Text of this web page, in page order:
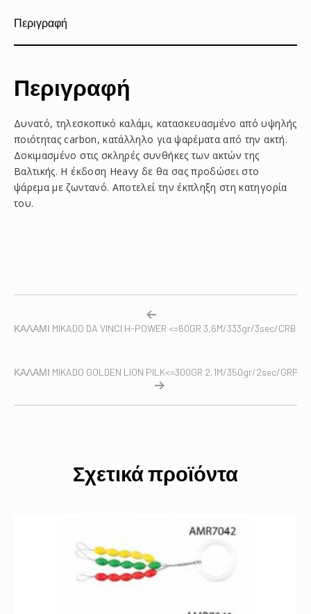
Περιγραφή
Περιγραφή
Δυνατό, τηλεσκοπικό καλάμι, κατασκευασμένο από υψηλής
ποιότητας carbon, κατάλληλο για ψαρέματα από την ακτή.
Δοκιμασμένο στις σκληρές συνθήκες των ακτών της
Βαλτικής. Η έκδοση Heavy δε θα σας προδώσει στο
ψάρεμα με ζωντανό. Αποτελεί την έκπληξη στη κατηγορία
του.
ΚΑΛΑΜΙ MIKADO DA VINCI H-POWER <=60GR 3,6M/333gr/3sec/CRB
ΚΑΛΑΜΙ MIKADO GOLDEN LION PILK<=300GR 2,1M/350gr/2sec/GRPH
Σχετικά προϊόντα